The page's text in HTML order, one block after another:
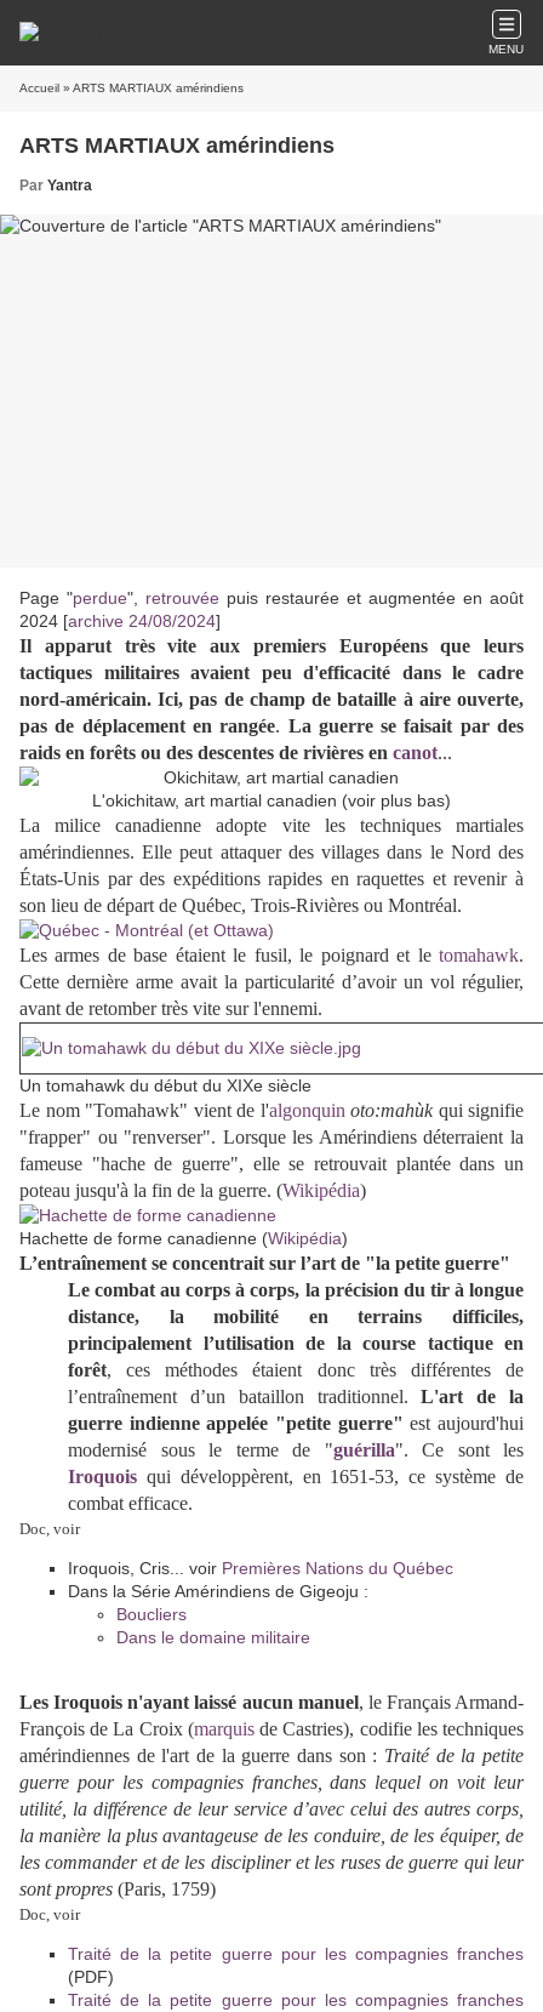
MENU
Accueil » ARTS MARTIAUX amérindiens
ARTS MARTIAUX amérindiens
Par Yantra
Page "perdue", retrouvée puis restaurée et augmentée en août
2024 [archive 24/08/2024]
Il apparut très vite aux premiers Européens que leurs
tactiques militaires avaient peu d'efficacité dans le cadre
nord-américain. Ici, pas de champ de bataille à aire ouverte,
pas de déplacement en rangée. La guerre se faisait par des
raids en forêts ou des descentes de rivières en canot...
L'okichitaw, art martial canadien (voir plus bas)
La milice canadienne adopte vite les techniques martiales
amérindiennes. Elle peut attaquer des villages dans le Nord des
États-Unis par des expéditions rapides en raquettes et revenir à
son lieu de départ de Québec, Trois-Rivières ou Montréal.
Les armes de base étaient le fusil, le poignard et le tomahawk.
Cette dernière arme avait la particularité d’avoir un vol régulier,
avant de retomber très vite sur l'ennemi.
Un tomahawk du début du XIXe siècle
Le nom "Tomahawk" vient de l'algonquin oto:mahùkqui signifie
"frapper" ou "renverser". Lorsque les Amérindiens déterraient la
fameuse "hache de guerre", elle se retrouvait plantée dans un
poteau jusqu'à la fin de la guerre. (Wikipédia)
Hachette de forme canadienne (Wikipédia)
L’entraînement se concentrait sur l’art de "la petite guerre"
Le combat au corps à corps, la précision du tir à longue
distance, la mobilité en terrains difficiles,
principalement l’utilisation de la course tactique en
forêt, ces méthodes étaient donc très différentes de
l’entraînement d’un bataillon traditionnel.L'art de la
guerre indienne appelée "petite guerre" est aujourd'hui
modernisé sous le terme de "guérilla". Ce sont les
Iroquois qui développèrent, en 1651-53, ce système de
combat efficace.
Doc, voir
Iroquois, Cris... voir Premières Nations du Québec
Dans la Série Amérindiens de Gigeoju :
Boucliers
Dans le domaine militaire
Les Iroquois n'ayant laissé aucun manuel, le Français Armand-
François de La Croix (marquisde Castries), codifie les techniques
amérindiennes de l'art de la guerre dans son : Traité de la petite
guerre pour les compagnies franches, dans lequel on voit leur
utilité, la différence de leur service d’avec celui des autres corps,
la manière la plus avantageuse de les conduire, de les équiper, de
les commander et de les discipliner et les ruses de guerre qui leur
sont propres (Paris, 1759)
Doc, voir
Traité de la petite guerre pour les compagnies franches
(PDF)
Traité de la petite guerre pour les compagnies franches